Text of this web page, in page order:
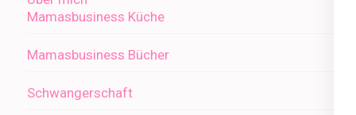
Mamasbusiness Küche
Mamasbusiness Bücher
Schwangerschaft